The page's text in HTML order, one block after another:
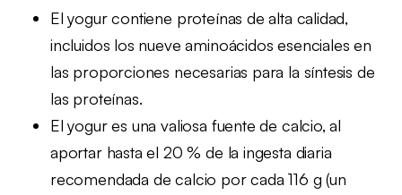
El yogur contiene proteínas de alta calidad,
incluidos los nueve aminoácidos esenciales en
las proporciones necesarias para la síntesis de
las proteínas.
El yogur es una valiosa fuente de calcio, al
aportar hasta el 20 % de la ingesta diaria
recomendada de calcio por cada 116 g (un